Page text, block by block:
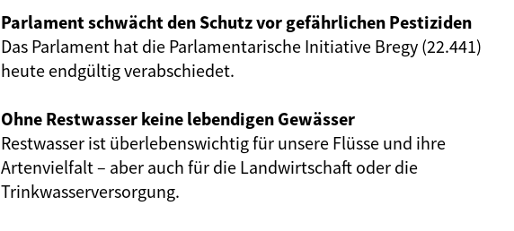
Parlament schwächt den Schutz vor gefährlichen Pestiziden
Das Parlament hat die Parlamentarische Initiative Bregy (22.441)
heute endgültig verabschiedet.
Ohne Restwasser keine lebendigen Gewässer
Restwasser ist überlebenswichtig für unsere Flüsse und ihre
Artenvielfalt – aber auch für die Landwirtschaft oder die
Trinkwasserversorgung.